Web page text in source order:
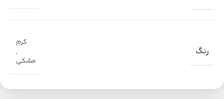
رنگ
کرم
,
مشکی